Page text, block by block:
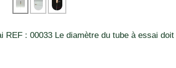
REF : 00033 Le diamètre du tube à essai